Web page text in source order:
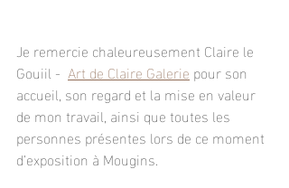
Je remercie chaleureusement Claire le
Gouiil - Art de Claire Galerie pour son
accueil, son regard et la mise en valeur
de mon travail, ainsi que toutes les
personnes présentes lors de ce moment
d’exposition à Mougins.